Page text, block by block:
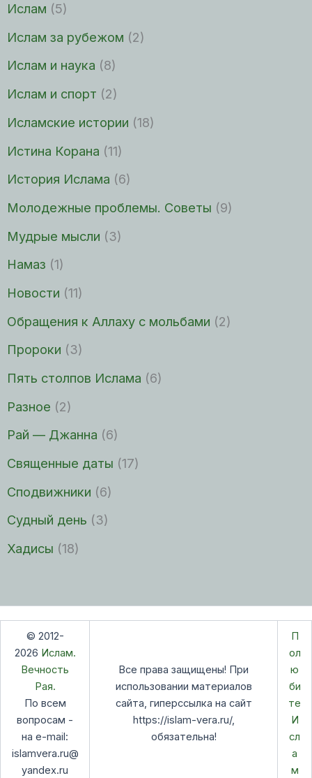
Ислам (5)
Ислам за рубежом (2)
Ислам и наука (8)
Ислам и спорт (2)
Исламские истории (18)
Истина Корана (11)
История Ислама (6)
Молодежные проблемы. Советы (9)
Мудрые мысли (3)
Намаз (1)
Новости (11)
Обращения к Аллаху с мольбами (2)
Пророки (3)
Пять столпов Ислама (6)
Разное (2)
Рай — Джанна (6)
Священные даты (17)
Сподвижники (6)
Судный день (3)
Хадисы (18)
© 2012-
2026 Ислам.
Вечность
Рая.
По всем
вопросам -
на e-mail:
islamvera.ru@
yandex.ru
Все права защищены! При
использовании материалов
сайта, гиперссылка на сайт
https://islam-vera.ru/,
обязательна!
П
ол
ю
би
те
И
сл
а
м